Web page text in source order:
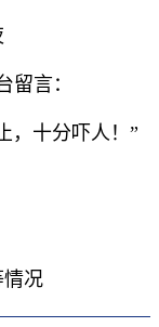
留言：
，十分吓人！”
情况